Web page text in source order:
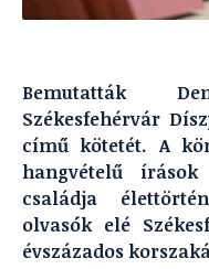
Bemutatták
Székesfehérvár
című kötetét. A
hangvételű
családja
olvasók elé
évszázados